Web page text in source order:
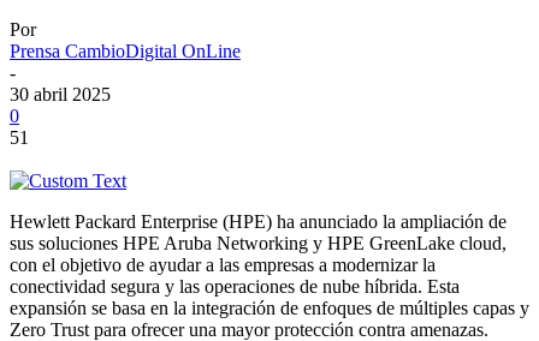
Por
Prensa CambioDigital OnLine
-
30 abril 2025
0
51
Hewlett Packard Enterprise (HPE) ha anunciado la ampliación de
sus soluciones HPE Aruba Networking y HPE GreenLake cloud,
con el objetivo de ayudar a las empresas a modernizar la
conectividad segura y las operaciones de nube híbrida. Esta
expansión se basa en la integración de enfoques de múltiples capas y
Zero Trust para ofrecer una mayor protección contra amenazas.